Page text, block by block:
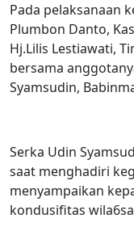
Pada pelaksanaan
Plumbon Danto,
Hj.Lilis Lestiawati,
bersama
Syamsudin,
Serka Udin
saat menghadiri
menyampaikan
kondusifitas